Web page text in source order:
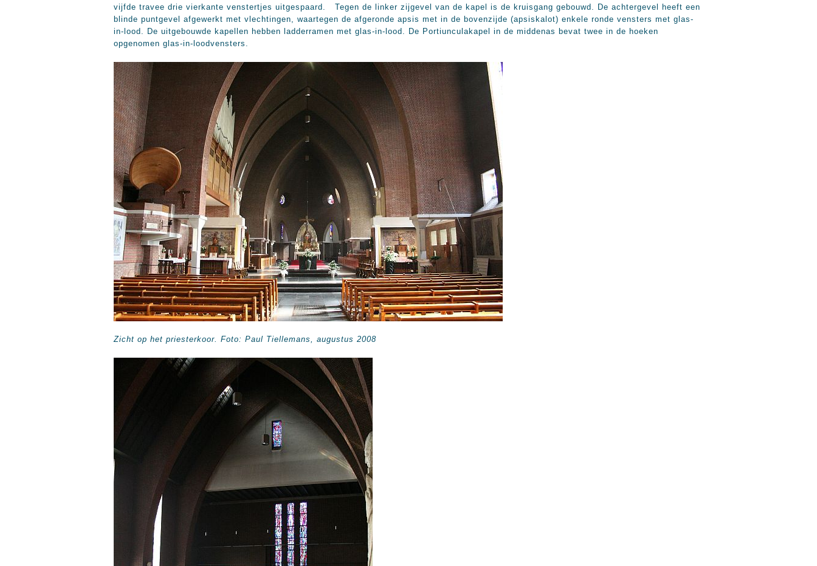
vijfde travee drie vierkante venstertjes uitgespaard. Tegen de linker zijgevel van de kapel is de kruisgang gebouwd. De achtergevel heeft een
blinde puntgevel afgewerkt met vlechtingen, waartegen de afgeronde apsis met in de bovenzijde (apsiskalot) enkele ronde vensters met glas-
in-lood. De uitgebouwde kapellen hebben ladderramen met glas-in-lood. De Portiunculakapel in de middenas bevat twee in de hoeken
opgenomen glas-in-loodvensters.
Zicht op het priesterkoor. Foto: Paul Tiellemans, augustus 2008